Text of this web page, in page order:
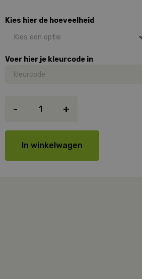
Kies hier de hoeveelheid
Voer hier je kleurcode in
-
Toplin
Aflak
#2510,
+
In winkelwagen